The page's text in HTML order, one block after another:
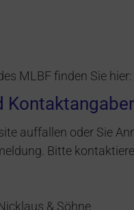
MLBF finden Sie hier:
auffallen oder Sie
Bitte
& Söhne